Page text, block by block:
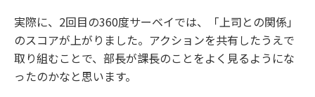
実際に、2回目の360度サーベイでは、「上司との関係」
のスコアが上がりました。アクションを共有したうえで
取り組むことで、部長が課長のことをよく見るようにな
ったのかなと思います。